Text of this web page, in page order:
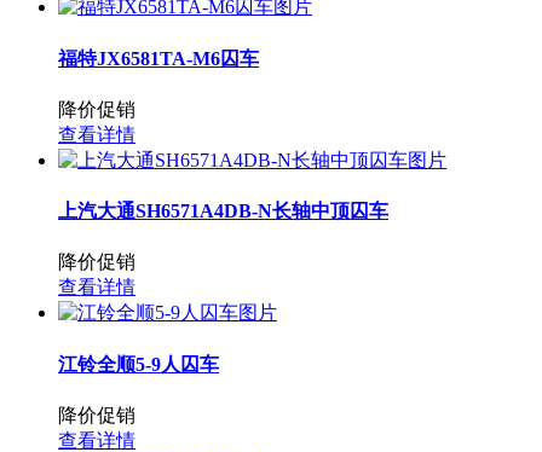
福特JX6581TA-M6囚车
降价促销
查看详情
上汽大通SH6571A4DB-N长轴中顶囚车
降价促销
查看详情
江铃全顺5-9人囚车
降价促销
查看详情